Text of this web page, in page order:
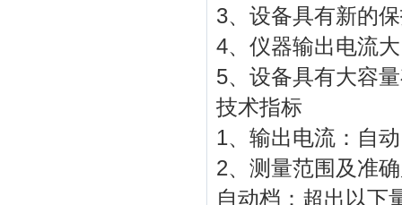
3、设备具有新的
4、仪器输出电流
5、设备具有大容
技术指标
1、输出电流：自
2、测量范围及准
自动档：超出以下